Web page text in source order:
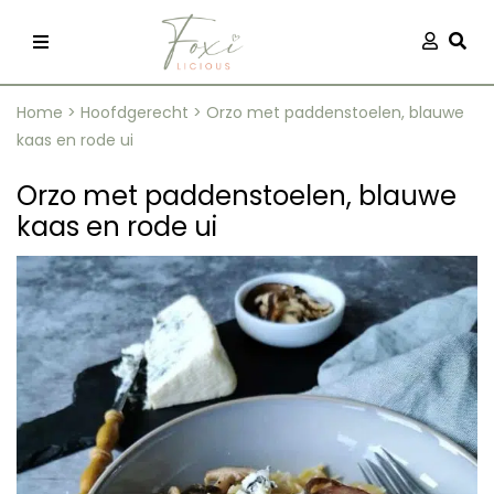
kleding
Home > Hoofdgerecht > Orzo met paddenstoelen, blauwe
kaas en rode ui
Orzo met paddenstoelen, blauwe
kaas en rode ui